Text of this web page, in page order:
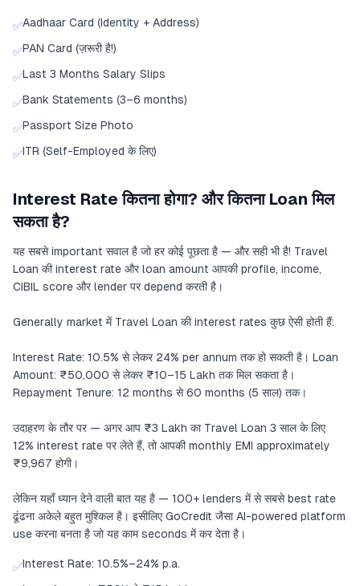
✅Aadhaar Card (Identity + Address)
✅PAN Card (ज़रूरी है!)
✅Last 3 Months Salary Slips
✅Bank Statements (3–6 months)
✅Passport Size Photo
✅ITR (Self-Employed के लिए)
Interest Rate कितना होगा? और कितना Loan मिल
सकता है?
यह सबसे important सवाल है जो हर कोई पूछता है — और सही भी है! Travel
Loan की interest rate और loan amount आपकी profile, income,
CIBIL score और lender पर depend करती है।
Generally market में Travel Loan की interest rates कुछ ऐसी होती हैं:
Interest Rate: 10.5% से लेकर 24% per annum तक हो सकती है। Loan
Amount: ₹50,000 से लेकर ₹10–15 Lakh तक मिल सकता है।
Repayment Tenure: 12 months से 60 months (5 साल) तक।
उदाहरण के तौर पर — अगर आप ₹3 Lakh का Travel Loan 3 साल के लिए
12% interest rate पर लेते हैं, तो आपकी monthly EMI approximately
₹9,967 होगी।
लेकिन यहाँ ध्यान देने वाली बात यह है — 100+ lenders में से सबसे best rate
ढूंढना अकेले बहुत मुश्किल है। इसीलिए GoCredit जैसा AI-powered platform
use करना बनता है जो यह काम seconds में कर देता है।
✅Interest Rate: 10.5%–24% p.a.